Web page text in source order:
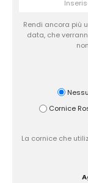
Rendi ancora più
data, che
Cornice
La cornice che